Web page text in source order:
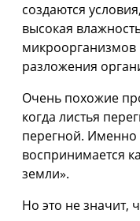
создаются
высокая
микроорганизмов
разложения
Очень похожие
когда листья
перегной. Именно
воспринимается
земли».
Но это не значит,